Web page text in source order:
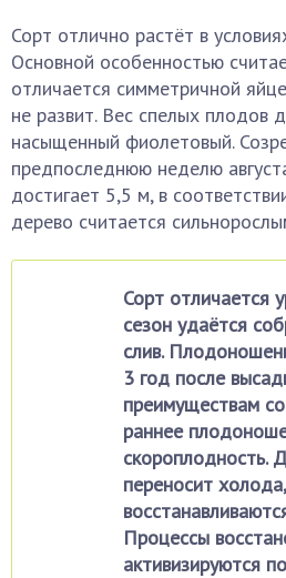
Сорт отлично растёт в
Основной особенностью
отличается симметричной
не развит. Вес спелых плодов
насыщенный фиолетовый.
предпоследнюю неделю
достигает 5,5 м, в
дерево считается
Сорт отличается
сезон удаётся
слив.
3 год после
преимуществам
раннее
скороплодность.
переносит
Процессы
активизируются